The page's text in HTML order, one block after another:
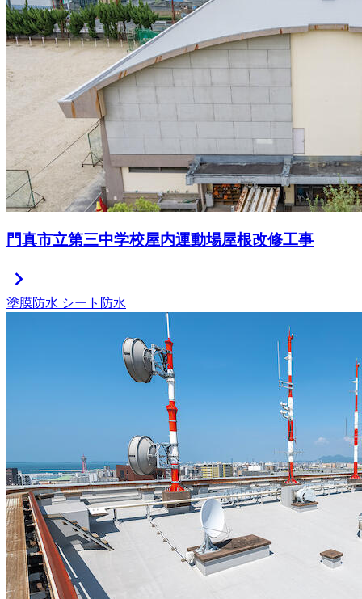
門真市立第三中学校屋内運動場屋根改修工事
chevron_right
塗膜防水 シート防水